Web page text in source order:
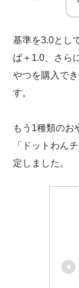
基準を3.0とし
ば＋1.0、さら
やつを購入で
す。
もう1種類のお
「ドットわん
定しました。